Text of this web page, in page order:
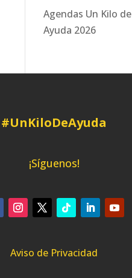
Agendas Un Kilo de
Ayuda 2026
#UnKiloDeAyuda
¡Síguenos!
Aviso de Privacidad